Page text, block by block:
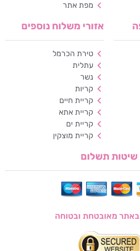
מפת אתר
אזורי משלוח נוספים
טירת הכרמל
עתלית
נשר
קריות
קריית חיים
קריית אתא
קריית ים
קריית מוצקין
שיטות תשלום
באתר מאובטחת ובטוחה
הדגשת קישורים
פונט קריא
ריווח טקסט
סרגל קריאה
הסתרת תמונות